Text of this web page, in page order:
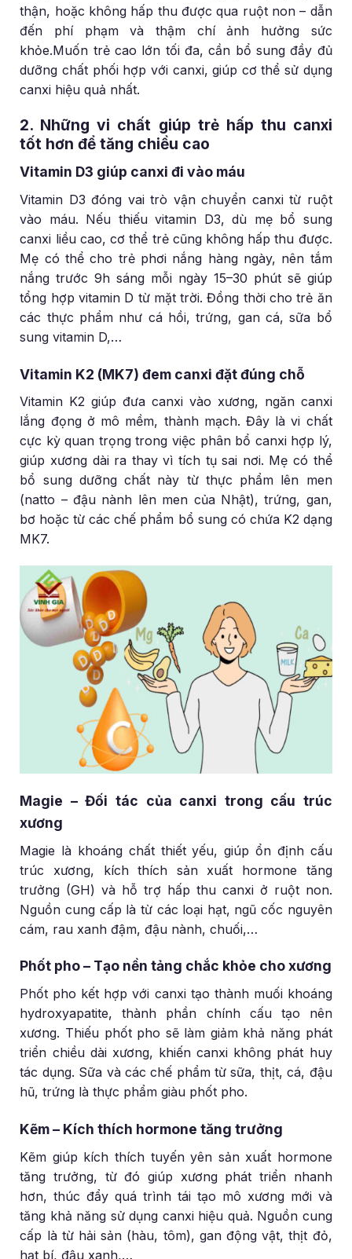
thận, hoặc không hấp thu được qua ruột non – dẫn
đến phí phạm và thậm chí ảnh hưởng sức
khỏe.Muốn trẻ cao lớn tối đa, cần bổ sung đầy đủ
dưỡng chất phối hợp với canxi, giúp cơ thể sử dụng
canxi hiệu quả nhất.
2. Những vi chất giúp trẻ hấp thu canxi
tốt hơn để tăng chiều cao
Vitamin D3 giúp canxi đi vào máu
Vitamin D3 đóng vai trò vận chuyển canxi từ ruột
vào máu. Nếu thiếu vitamin D3, dù mẹ bổ sung
canxi liều cao, cơ thể trẻ cũng không hấp thu được.
Mẹ có thể cho trẻ phơi nắng hàng ngày, nên tắm
nắng trước 9h sáng mỗi ngày 15–30 phút sẽ giúp
tổng hợp vitamin D từ mặt trời. Đồng thời cho trẻ ăn
các thực phẩm như cá hồi, trứng, gan cá, sữa bổ
sung vitamin D,…
Vitamin K2 (MK7) đem canxi đặt đúng chỗ
Vitamin K2 giúp đưa canxi vào xương, ngăn canxi
lắng đọng ở mô mềm, thành mạch. Đây là vi chất
cực kỳ quan trọng trong việc phân bổ canxi hợp lý,
giúp xương dài ra thay vì tích tụ sai nơi. Mẹ có thể
bổ sung dưỡng chất này từ thực phẩm lên men
(natto – đậu nành lên men của Nhật), trứng, gan,
bơ hoặc từ các chế phẩm bổ sung có chứa K2 dạng
MK7.
Magie – Đối tác của canxi trong cấu trúc
xương
Magie là khoáng chất thiết yếu, giúp ổn định cấu
trúc xương, kích thích sản xuất hormone tăng
trưởng (GH) và hỗ trợ hấp thu canxi ở ruột non.
Nguồn cung cấp là từ các loại hạt, ngũ cốc nguyên
cám, rau xanh đậm, đậu nành, chuối,…
Phốt pho – Tạo nền tảng chắc khỏe cho xương
Phốt pho kết hợp với canxi tạo thành muối khoáng
hydroxyapatite, thành phần chính cấu tạo nên
xương. Thiếu phốt pho sẽ làm giảm khả năng phát
triển chiều dài xương, khiến canxi không phát huy
tác dụng. Sữa và các chế phẩm từ sữa, thịt, cá, đậu
hũ, trứng là thực phẩm giàu phốt pho.
Kẽm – Kích thích hormone tăng trưởng
Kẽm giúp kích thích tuyến yên sản xuất hormone
tăng trưởng, từ đó giúp xương phát triển nhanh
hơn, thúc đẩy quá trình tái tạo mô xương mới và
tăng khả năng sử dụng canxi hiệu quả. Nguồn cung
cấp là từ hải sản (hàu, tôm), gan động vật, thịt đỏ,
hạt bí, đậu xanh,…